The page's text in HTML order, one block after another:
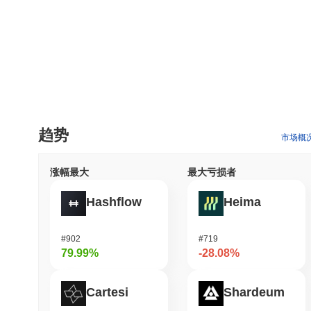
趋势 市场概
涨幅最大
Hashflow
#902
79.99%
Cartesi
最大亏损者
Heima
#719
-28.08%
Shardeum